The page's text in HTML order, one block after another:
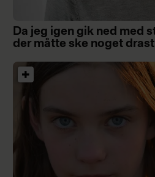
Da jeg igen gik ned med
der måtte ske noget